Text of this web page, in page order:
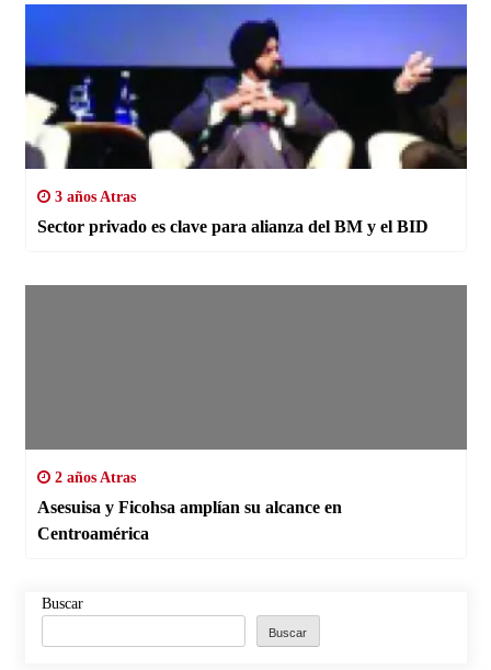
3 años Atras
Sector privado es clave para alianza del BM y el BID
2 años Atras
Asesuisa y Ficohsa amplían su alcance en
Centroamérica
Buscar
Buscar